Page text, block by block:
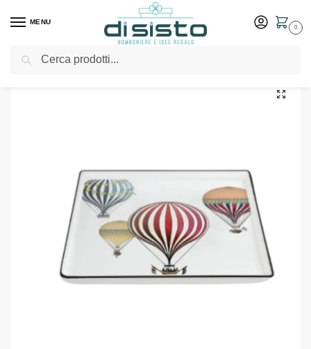
MENU
0
Home Shop Bomboniere